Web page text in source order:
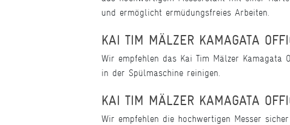
und ermöglicht ermüdungsfreies Arbeiten.
KAI TIM MÄLZER KAMAGATA
Wir empfehlen das Kai Tim Mälzer Kamagata
in der Spülmaschine reinigen.
KAI TIM MÄLZER KAMAGATA
Wir empfehlen die hochwertigen Messer